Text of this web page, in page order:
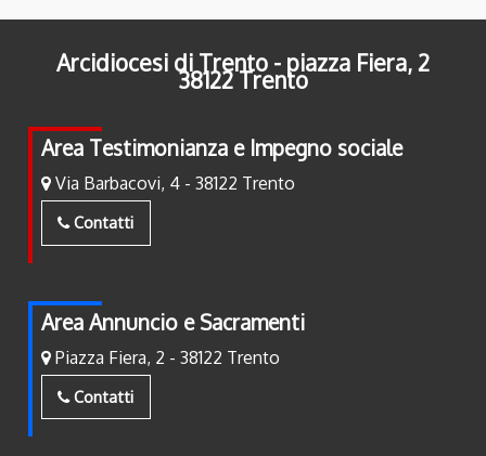
Arcidiocesi di Trento - piazza Fiera, 2
38122 Trento
Area Testimonianza e Impegno sociale
Via Barbacovi, 4 - 38122 Trento
Contatti
Area Annuncio e Sacramenti
Piazza Fiera, 2 - 38122 Trento
Contatti